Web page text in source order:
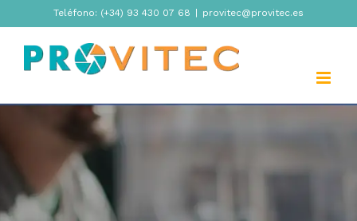
content
Teléfono: (+34) 93 430 07 68 provitec@provitec.es